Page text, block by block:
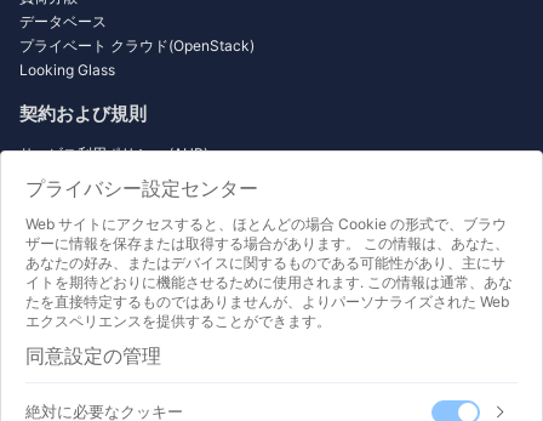
プライバシー設定センター
Web サイトにアクセスすると、ほとんどの場合 Cookie の形式で、ブラウ
ザーに情報を保存または取得する場合があります。 この情報は、あなた、
あなたの好み、またはデバイスに関するものである可能性があり、主にサ
イトを期待どおりに機能させるために使用されます. この情報は通常、あな
たを直接特定するものではありませんが、よりパーソナライズされた Web
エクスペリエンスを提供することができます。
同意設定の管理
絶対に必要なクッキー
データベース
プライベート クラウド(OpenStack)
Looking Glass
契約および規則
サービス利用ポリシー (AUP)
一般データ保護規則(GDPR)
個人情報保護ポリシー
サービスレベル契約(SLA)
利用規約 (TOS)
返金のルールとアルゴリズム
紹介とドキュメント
はじめにレッスン 1
Minecraft 入門